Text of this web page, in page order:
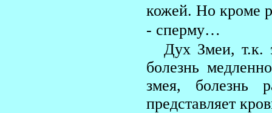
кожей. Но кроме
- сперму…
Дух Змеи, т.к.
болезнь
змея, болезнь
представляет